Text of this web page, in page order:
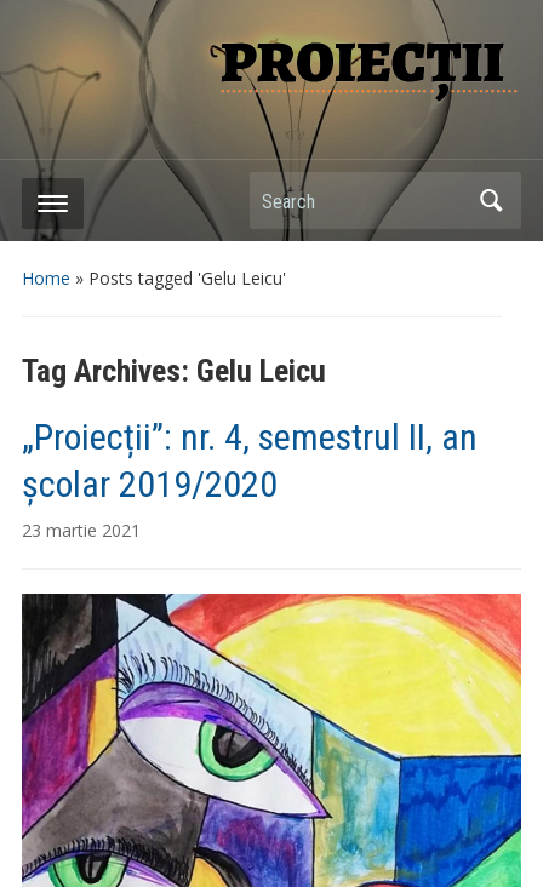
Search
Home » Posts tagged 'Gelu Leicu'
Tag Archives: Gelu Leicu
„Proiecții”: nr. 4, semestrul II, an
școlar 2019/2020
23 martie 2021